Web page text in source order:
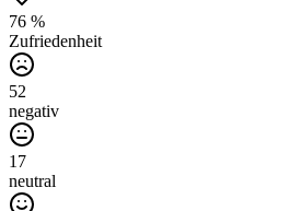
76 %
Zufriedenheit
52
negativ
17
neutral